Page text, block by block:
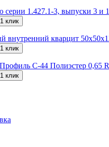
серии 1.427.1-3, выпуски 3 и
клик
внутренний кварцит
клик
С-44 Полиэстер 0,65
клик